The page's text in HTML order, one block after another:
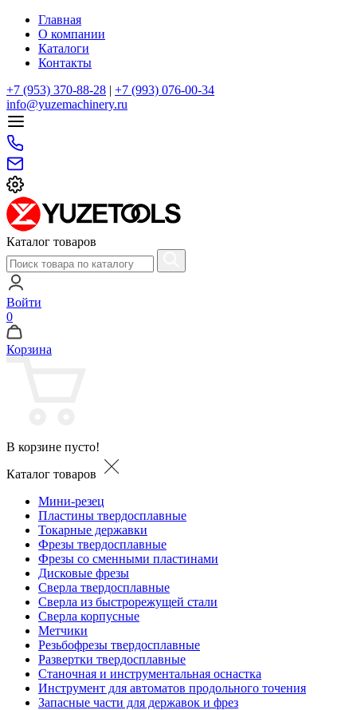
Главная
О компании
Каталоги
Контакты
+7 (953) 370-88-28 | +7 (993) 076-00-34
info@yuzemachinery.ru
Каталог товаров
Войти
0
Корзина
В корзине пусто!
Каталог товаров
Мини-резец
Пластины твердосплавные
Токарные державки
Фрезы твердосплавные
Фрезы со сменными пластинами
Дисковые фрезы
Сверла твердосплавные
Сверла из быстрорежущей стали
Сверла корпусные
Метчики
Резьбофрезы твердосплавные
Развертки твердосплавные
Станочная и инструментальная оснастка
Инструмент для автоматов продольного точения
Запасные части для державок и фрез